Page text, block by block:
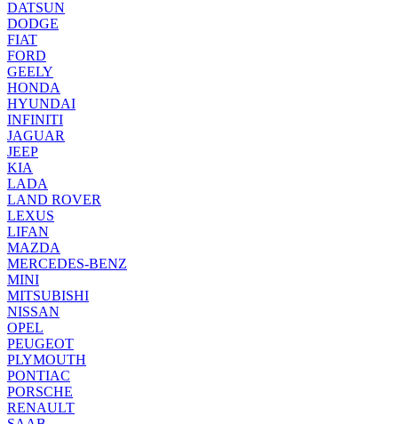
DATSUN
DODGE
FIAT
FORD
GEELY
HONDA
HYUNDAI
INFINITI
JAGUAR
JEEP
KIA
LADA
LAND ROVER
LEXUS
LIFAN
MAZDA
MERCEDES-BENZ
MINI
MITSUBISHI
NISSAN
OPEL
PEUGEOT
PLYMOUTH
PONTIAC
PORSCHE
RENAULT